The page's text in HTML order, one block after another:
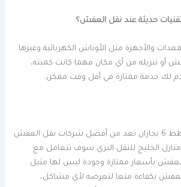
حديثة عند نقل العفش؟
والأجهزة مثل الأوناش الكهربائية وغيرها
أو تنزيله من أي مكان مهما كانت كميته،
لك خدمة ممتازة في أقل وقت ممكن.
شركة نقل عفش مخطط 6 بجازان تعد من أفضل شركات نقل العفش
الخليج للنقل البري سوف تتعامل مع
بأسعار ممتازة وجودة ليس لها مثيل
بكفاءة منعا لتعرضه لأي مشاكل،